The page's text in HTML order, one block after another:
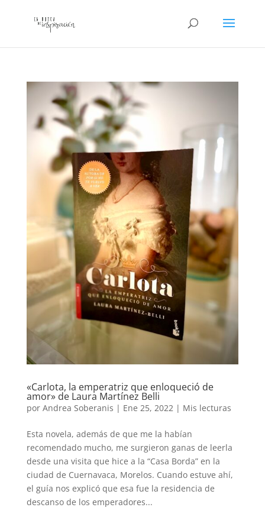
«Carlota, la emperatriz que enloqueció de
amor» de Laura Martínez Belli
por Andrea Soberanis | Ene 25, 2022| Mis lecturas
Esta novela, además de que me la habían
recomendado mucho, me surgieron ganas de leerla
desde una visita que hice a la “Casa Borda” en la
ciudad de Cuernavaca, Morelos. Cuando estuve ahí,
el guía nos explicó que esa fue la residencia de
descanso de los emperadores...